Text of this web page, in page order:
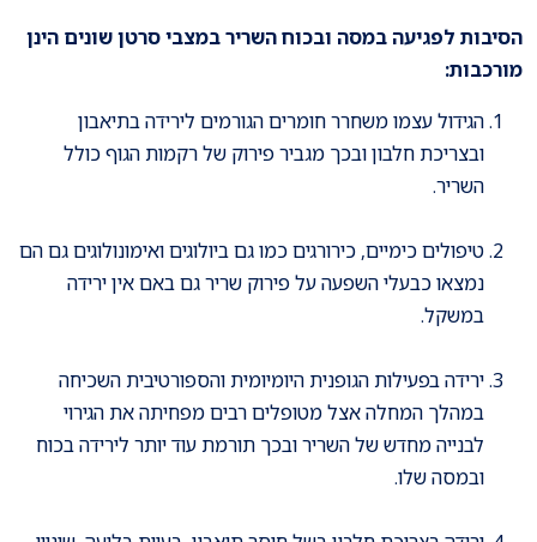
הסיבות לפגיעה במסה ובכוח השריר במצבי סרטן שונים הינן
מורכבות:
הגידול עצמו משחרר חומרים הגורמים לירידה בתיאבון
ובצריכת חלבון ובכך מגביר פירוק של רקמות הגוף כולל
השריר.
טיפולים כימיים, כירורגים כמו גם ביולוגים ואימונולוגים גם הם
נמצאו כבעלי השפעה על פירוק שריר גם באם אין ירידה
במשקל.
ירידה בפעילות הגופנית היומיומית והספורטיבית השכיחה
במהלך המחלה אצל מטופלים רבים מפחיתה את הגירוי
לבנייה מחדש של השריר ובכך תורמת עוד יותר לירידה בכוח
ובמסה שלו.